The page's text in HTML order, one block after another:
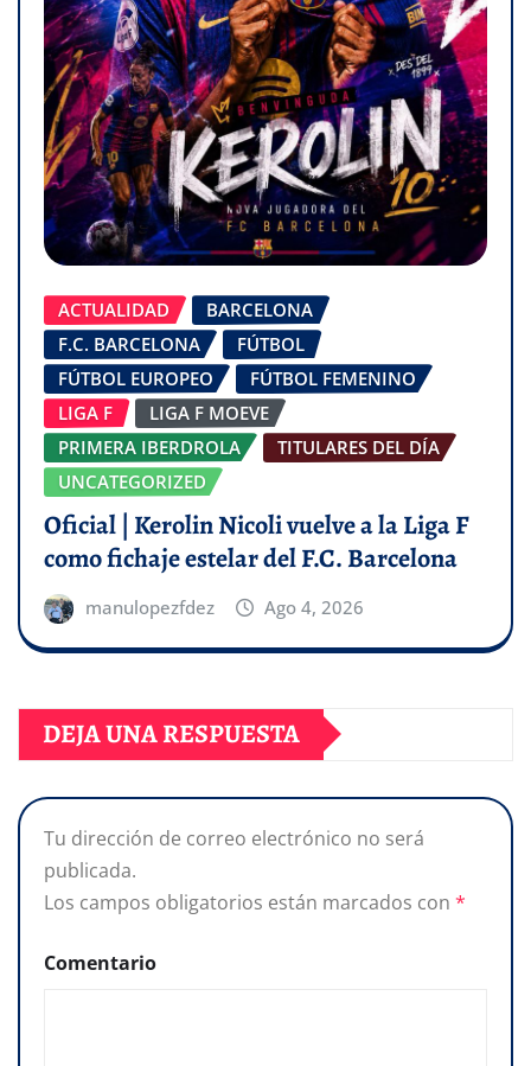
ACTUALIDAD
BARCELONA
F.C. BARCELONA
FÚTBOL
FÚTBOL EUROPEO
FÚTBOL FEMENINO
LIGA F
LIGA F MOEVE
PRIMERA IBERDROLA
TITULARES DEL DÍA
UNCATEGORIZED
Oficial | Kerolin Nicoli vuelve a la Liga F
como fichaje estelar del F.C. Barcelona
manulopezfdez Ago 4, 2026
DEJA UNA RESPUESTA
Tu dirección de correo electrónico no será
publicada.
Los campos obligatorios están marcados con *
Comentario